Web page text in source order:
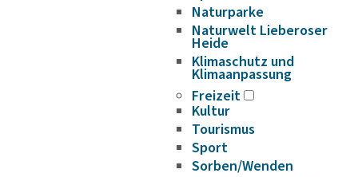
Naturparke
Naturwelt Lieberoser
Heide
Klimaschutz und
Klimaanpassung
Freizeit
Kultur
Tourismus
Sport
Sorben/Wenden